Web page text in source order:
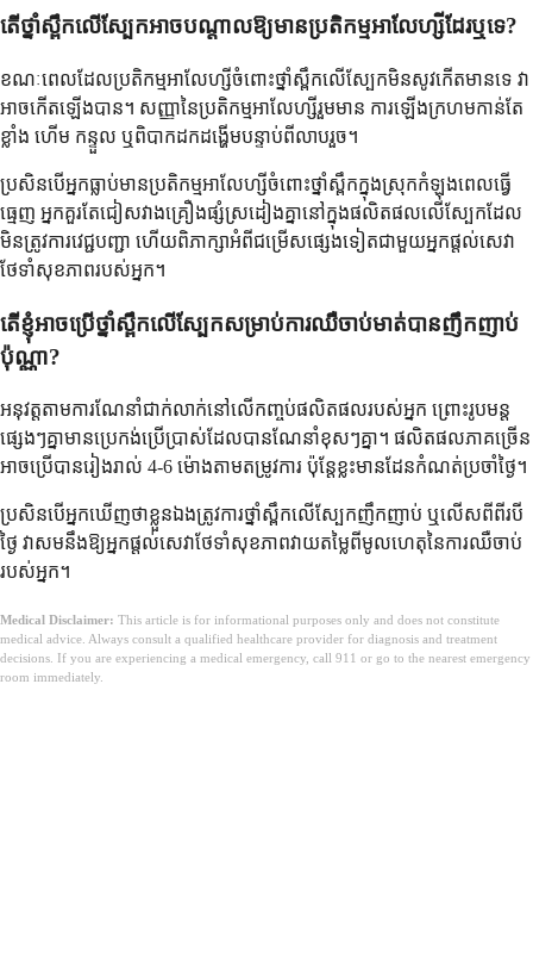
តើ​ថ្នាំ​ស្ពឹក​លើ​ស្បែក​អាច​បណ្តាល​ឱ្យ​មាន​ប្រតិកម្ម​អាលែហ្សី​ដែរ​ឬទេ?
ខណៈពេលដែល​ប្រតិកម្ម​អាលែហ្សី​ចំពោះ​ថ្នាំ​ស្ពឹក​លើ​ស្បែក​មិន​សូវ​កើតមាន​ទេ វា​
អាច​កើតឡើង​បាន។ សញ្ញា​នៃ​ប្រតិកម្ម​អាលែហ្សី​រួមមាន ការ​ឡើង​ក្រហម​កាន់តែ​
ខ្លាំង ហើម កន្ទួល ឬ​ពិបាក​ដកដង្ហើម​បន្ទាប់ពី​លាប​រួច។
ប្រសិនបើ​អ្នក​ធ្លាប់មាន​ប្រតិកម្ម​អាលែហ្សី​ចំពោះ​ថ្នាំ​ស្ពឹក​ក្នុងស្រុក​កំឡុងពេល​ធ្វើ​
ធ្មេញ អ្នក​គួរតែ​ជៀសវាង​គ្រឿងផ្សំ​ស្រដៀង​គ្នា​នៅក្នុង​ផលិតផល​លើ​ស្បែក​ដែល​
មិន​ត្រូវការ​វេជ្ជបញ្ជា ហើយ​ពិភាក្សា​អំពី​ជម្រើស​ផ្សេងទៀត​ជាមួយ​អ្នកផ្តល់សេវា​
ថែទាំ​សុខភាព​របស់​អ្នក។
តើ​ខ្ញុំ​អាច​ប្រើ​ថ្នាំ​ស្ពឹក​លើ​ស្បែក​សម្រាប់​ការឈឺចាប់​មាត់​បាន​ញឹកញាប់​
ប៉ុណ្ណា?
អនុវត្ត​តាម​ការណែនាំ​ជាក់លាក់​នៅលើ​កញ្ចប់​ផលិតផល​របស់​អ្នក ព្រោះ​រូបមន្ត​
ផ្សេងៗ​គ្នា​មាន​ប្រេកង់​ប្រើប្រាស់​ដែល​បាន​ណែនាំ​ខុសៗ​គ្នា។ ផលិតផល​ភាគច្រើន​
អាច​ប្រើ​បាន​រៀងរាល់ 4-6 ម៉ោង​តាម​តម្រូវការ ប៉ុន្តែ​ខ្លះ​មាន​ដែន​កំណត់​ប្រចាំថ្ងៃ។
ប្រសិនបើ​អ្នក​ឃើញ​ថា​ខ្លួនឯង​ត្រូវការ​ថ្នាំ​ស្ពឹក​លើ​ស្បែក​ញឹកញាប់ ឬ​លើសពី​ពីរបី​
ថ្ងៃ វា​សម​នឹង​ឱ្យ​អ្នកផ្តល់សេវា​ថែទាំ​សុខភាព​វាយតម្លៃ​ពី​មូលហេតុ​នៃ​ការឈឺចាប់​
របស់​អ្នក។
Medical Disclaimer: This article is for informational purposes only and does not constitute
medical advice. Always consult a qualified healthcare provider for diagnosis and treatment
decisions. If you are experiencing a medical emergency, call 911 or go to the nearest emergency
room immediately.